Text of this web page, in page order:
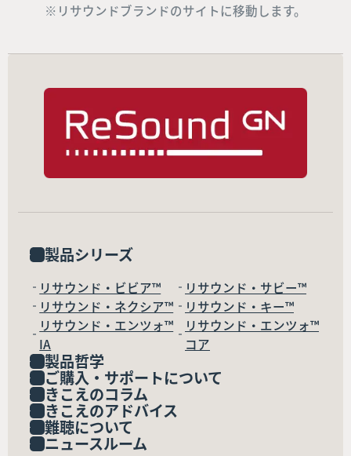
※リサウンドブランドのサイトに移動します。
製品シリーズ
リサウンド・ビビア™
リサウンド・サビー™
リサウンド・ネクシア™
リサウンド・キー™
リサウンド・エンツォ™
IA
リサウンド・エンツォ™
コア
製品哲学
ご購入・サポートについて
きこえのコラム
きこえのアドバイス
難聴について
ニュースルーム